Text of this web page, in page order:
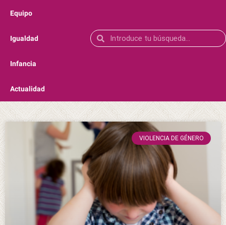
Equipo
Igualdad
Infancia
Actualidad
VIOLENCIA DE GÉNERO